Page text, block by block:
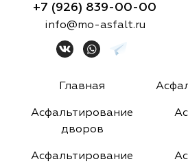
+7 (926) 839-00-00
info@mo-asfalt.ru
Главная
Асфальтирование
дворов
Асфальтирование